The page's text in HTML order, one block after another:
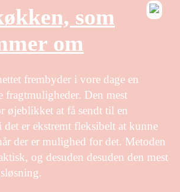
som
om
frembyder i vore dage en
Den mest
øjeblikket at få sendt til en
er ekstremt fleksibelt at kunne
der er mulighed for det. Metoden
og desuden desuden den mest